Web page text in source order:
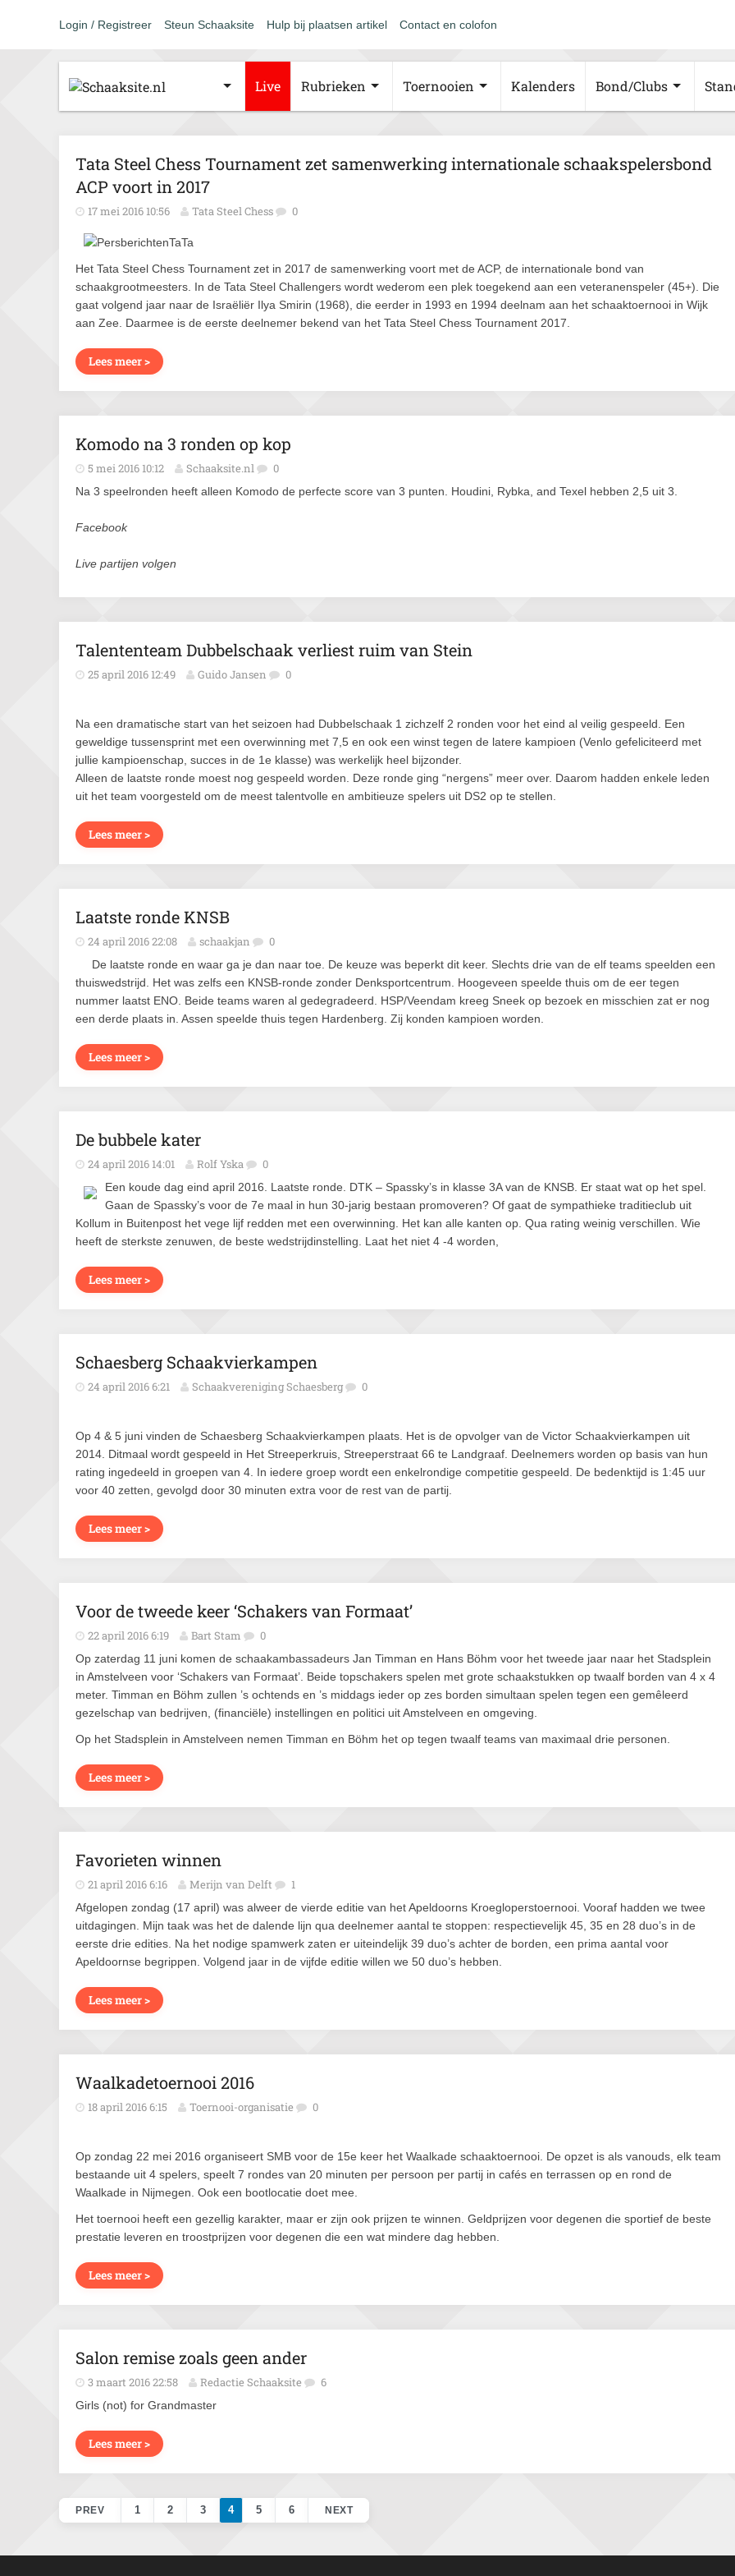
Login / Registreer Steun Schaaksite Hulp bij plaatsen artikel Contact en colofon
Live Rubrieken Toernooien Kalenders Bond/Clubs
Tata Steel Chess Tournament zet samenwerking internationale schaakspelersbond
ACP voort in 2017
17 mei 2016 10:56 Tata Steel Chess 0
Het Tata Steel Chess Tournament zet in 2017 de samenwerking voort met de ACP, de internationale bond van
schaakgrootmeesters. In de Tata Steel Challengers wordt wederom een plek toegekend aan een veteranenspeler (45+). Die
gaat volgend jaar naar de Israëliër Ilya Smirin (1968), die eerder in 1993 en 1994 deelnam aan het schaaktoernooi in Wijk
aan Zee. Daarmee is de eerste deelnemer bekend van het Tata Steel Chess Tournament 2017.
Lees meer >
Komodo na 3 ronden op kop
5 mei 2016 10:12 Schaaksite.nl 0
Na 3 speelronden heeft alleen Komodo de perfecte score van 3 punten. Houdini, Rybka, and Texel hebben 2,5 uit 3.
Facebook
Live partijen volgen
Talententeam Dubbelschaak verliest ruim van Stein
25 april 2016 12:49 Guido Jansen 0
Na een dramatische start van het seizoen had Dubbelschaak 1 zichzelf 2 ronden voor het eind al veilig gespeeld. Een
geweldige tussensprint met een overwinning met 7,5 en ook een winst tegen de latere kampioen (Venlo gefeliciteerd met
jullie kampioenschap, succes in de 1e klasse) was werkelijk heel bijzonder.
Alleen de laatste ronde moest nog gespeeld worden. Deze ronde ging “nergens” meer over. Daarom hadden enkele leden
uit het team voorgesteld om de meest talentvolle en ambitieuze spelers uit DS2 op te stellen.
Lees meer >
Laatste ronde KNSB
24 april 2016 22:08 schaakjan 0
De laatste ronde en waar ga je dan naar toe. De keuze was beperkt dit keer. Slechts drie van de elf teams speelden een
thuiswedstrijd. Het was zelfs een KNSB-ronde zonder Denksportcentrum. Hoogeveen speelde thuis om de eer tegen
nummer laatst ENO. Beide teams waren al gedegradeerd. HSP/Veendam kreeg Sneek op bezoek en misschien zat er nog
een derde plaats in. Assen speelde thuis tegen Hardenberg. Zij konden kampioen worden.
Lees meer >
De bubbele kater
24 april 2016 14:01 Rolf Yska 0
Een koude dag eind april 2016. Laatste ronde. DTK – Spassky’s in klasse 3A van de KNSB. Er staat wat op het spel.
Gaan de Spassky’s voor de 7e maal in hun 30-jarig bestaan promoveren? Of gaat de sympathieke traditieclub uit
Kollum in Buitenpost het vege lijf redden met een overwinning. Het kan alle kanten op. Qua rating weinig verschillen. Wie
heeft de sterkste zenuwen, de beste wedstrijdinstelling. Laat het niet 4 -4 worden,
Lees meer >
Schaesberg Schaakvierkampen
24 april 2016 6:21 Schaakvereniging Schaesberg 0
Op 4 & 5 juni vinden de Schaesberg Schaakvierkampen plaats. Het is de opvolger van de Victor Schaakvierkampen uit
2014. Ditmaal wordt gespeeld in Het Streeperkruis, Streeperstraat 66 te Landgraaf. Deelnemers worden op basis van hun
rating ingedeeld in groepen van 4. In iedere groep wordt een enkelrondige competitie gespeeld. De bedenktijd is 1:45 uur
voor 40 zetten, gevolgd door 30 minuten extra voor de rest van de partij.
Lees meer >
Voor de tweede keer ‘Schakers van Formaat’
22 april 2016 6:19 Bart Stam 0
Op zaterdag 11 juni komen de schaakambassadeurs Jan Timman en Hans Böhm voor het tweede jaar naar het Stadsplein
in Amstelveen voor ‘Schakers van Formaat’. Beide topschakers spelen met grote schaakstukken op twaalf borden van 4 x 4
meter. Timman en Böhm zullen ’s ochtends en ’s middags ieder op zes borden simultaan spelen tegen een gemêleerd
gezelschap van bedrijven, (financiële) instellingen en politici uit Amstelveen en omgeving.
Op het Stadsplein in Amstelveen nemen Timman en Böhm het op tegen twaalf teams van maximaal drie personen.
Lees meer >
Favorieten winnen
21 april 2016 6:16 Merijn van Delft 1
Afgelopen zondag (17 april) was alweer de vierde editie van het Apeldoorns Kroegloperstoernooi. Vooraf hadden we twee
uitdagingen. Mijn taak was het de dalende lijn qua deelnemer aantal te stoppen: respectievelijk 45, 35 en 28 duo’s in de
eerste drie edities. Na het nodige spamwerk zaten er uiteindelijk 39 duo’s achter de borden, een prima aantal voor
Apeldoornse begrippen. Volgend jaar in de vijfde editie willen we 50 duo’s hebben.
Lees meer >
Waalkadetoernooi 2016
18 april 2016 6:15 Toernooi-organisatie 0
Op zondag 22 mei 2016 organiseert SMB voor de 15e keer het Waalkade schaaktoernooi. De opzet is als vanouds, elk team
bestaande uit 4 spelers, speelt 7 rondes van 20 minuten per persoon per partij in cafés en terrassen op en rond de
Waalkade in Nijmegen. Ook een bootlocatie doet mee.
Het toernooi heeft een gezellig karakter, maar er zijn ook prijzen te winnen. Geldprijzen voor degenen die sportief de beste
prestatie leveren en troostprijzen voor degenen die een wat mindere dag hebben.
Lees meer >
Salon remise zoals geen ander
3 maart 2016 22:58 Redactie Schaaksite 6
Girls (not) for Grandmaster
Lees meer >
PREV 1 2 3 4 5 6 NEXT